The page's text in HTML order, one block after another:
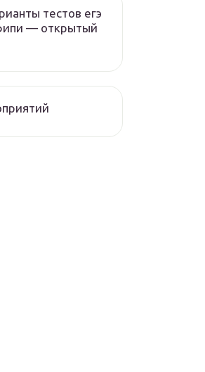
тестов егэ
— открытый